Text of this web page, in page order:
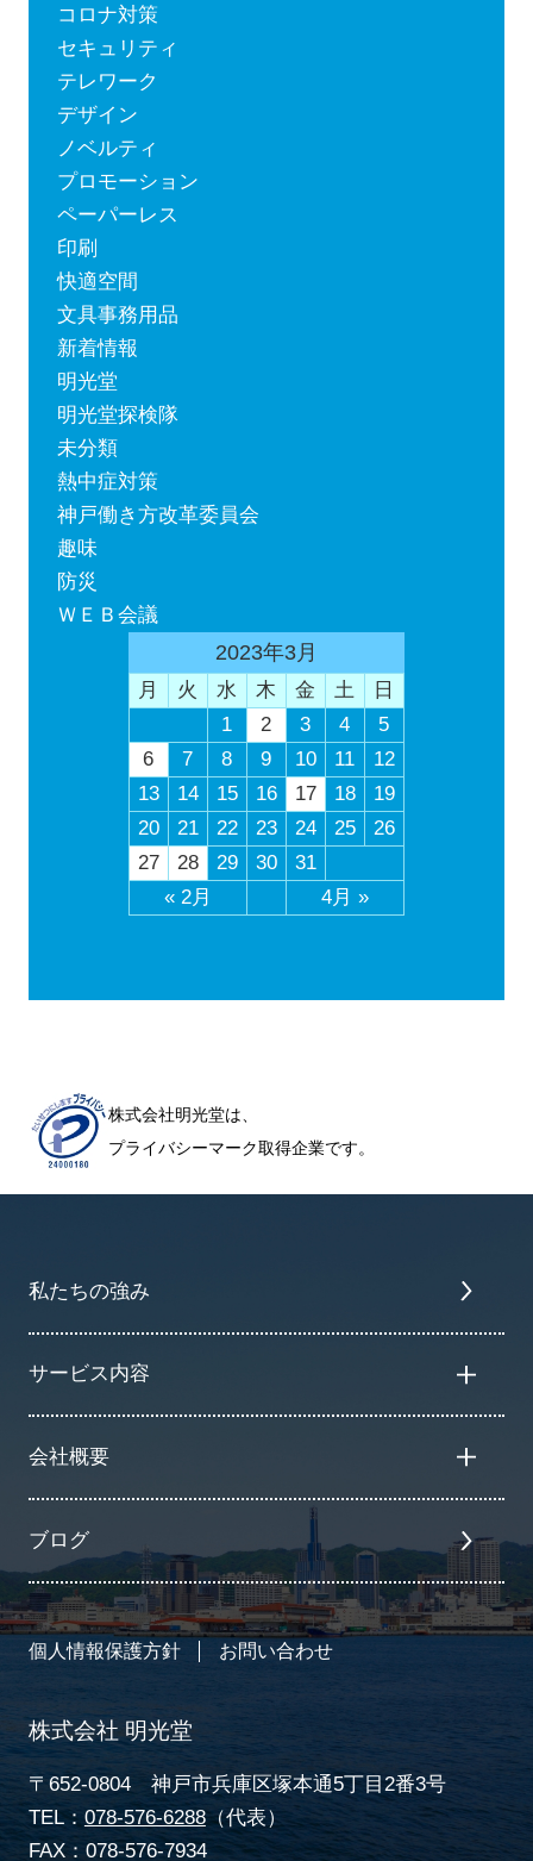
コロナ対策
セキュリティ
テレワーク
デザイン
ノベルティ
プロモーション
ペーパーレス
印刷
快適空間
文具事務用品
新着情報
明光堂
明光堂探検隊
未分類
熱中症対策
神戸働き方改革委員会
趣味
防災
ＷＥＢ会議
2023年3月
月 火 水 木 金 土 日
« 2月 4月 »
1 2 3 4
5
6
7 8 9 10 11
12
13
14 15 16 17 18
19
20
21 22 23 24 25
26
27
28 29 30 31
株式会社明光堂は、
プライバシーマーク取得企業です。
私たちの強み
サービス内容
会社概要
ブログ
個人情報保護方針 お問い合わせ
株式会社 明光堂
〒652-0804 神戸市兵庫区塚本通5丁目2番3号
TEL： 078-576-6288（代表）
FAX：078-576-7934